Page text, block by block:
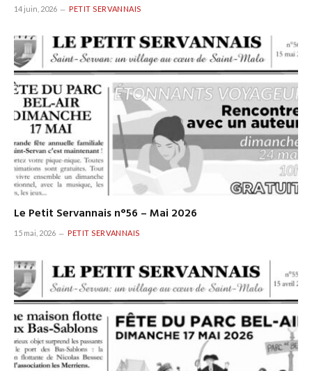
14 juin, 2026 PETIT SERVANNAIS
Le Petit Servannais n°56 – Mai 2026
15 mai, 2026 PETIT SERVANNAIS